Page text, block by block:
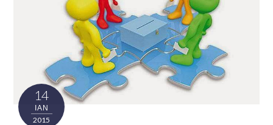
14
ΙΑΝ
2015